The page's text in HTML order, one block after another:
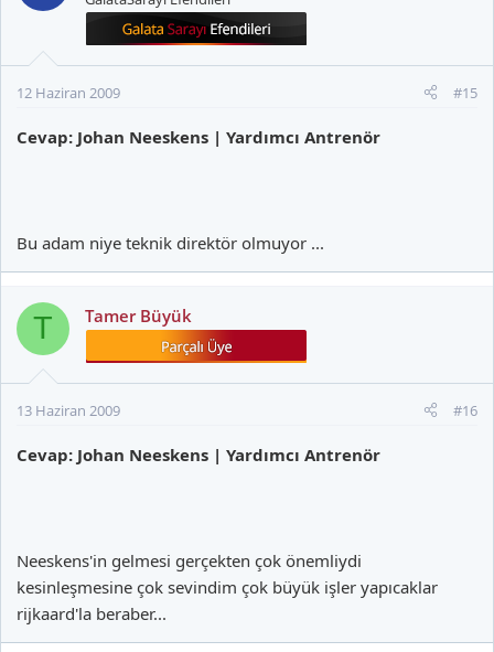
12 Haziran 2009 #15
Cevap: Johan Neeskens | Yardımcı Antrenör
Bu adam niye teknik direktör olmuyor ...
T Tamer Büyük
13 Haziran 2009 #16
Cevap: Johan Neeskens | Yardımcı Antrenör
Neeskens'in gelmesi gerçekten çok önemliydi
kesinleşmesine çok sevindim çok büyük işler yapıcaklar
rijkaard'la beraber...